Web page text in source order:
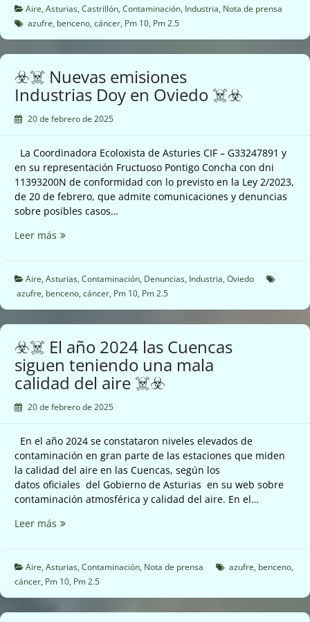
llevan
3
días
con
aire
contaminado
Aire, Asturias, Castrillón, Contaminación, Industria, Nota de prensa
azufre, benceno, cáncer, Pm 10, Pm 2.5
☣️☠️ Nuevas emisiones
Industrias Doy en Oviedo ☠️☣️
20 de febrero de 2025
La Coordinadora Ecoloxista de Asturies CIF – G33247891 y
en su representación Fructuoso Pontigo Concha con dni
11393200N de conformidad con lo previsto en la Ley 2/2023,
de 20 de febrero, que admite comunicaciones y denuncias
sobre posibles casos…
Leer más ☣️☠️
Industrias
Doy
en
Oviedo
Aire, Asturias, Contaminación, Denuncias, Industria, Oviedo
azufre, benceno, cáncer, Pm 10, Pm 2.5
☣️☠️ El año 2024 las Cuencas
siguen teniendo una mala
calidad del aire ☠️☣️
20 de febrero de 2025
En el año 2024 se constataron niveles elevados de
contaminación en gran parte de las estaciones que miden
la calidad del aire en las Cuencas, según los
datos oficiales del Gobierno de Asturias en su web sobre
contaminación atmosférica y calidad del aire. En el…
Leer más ☣️☠️
2024
las
Cuencas
siguen
Aire, Asturias, Contaminación, Nota de prensa azufre, benceno,
cáncer, Pm 10, Pm 2.5